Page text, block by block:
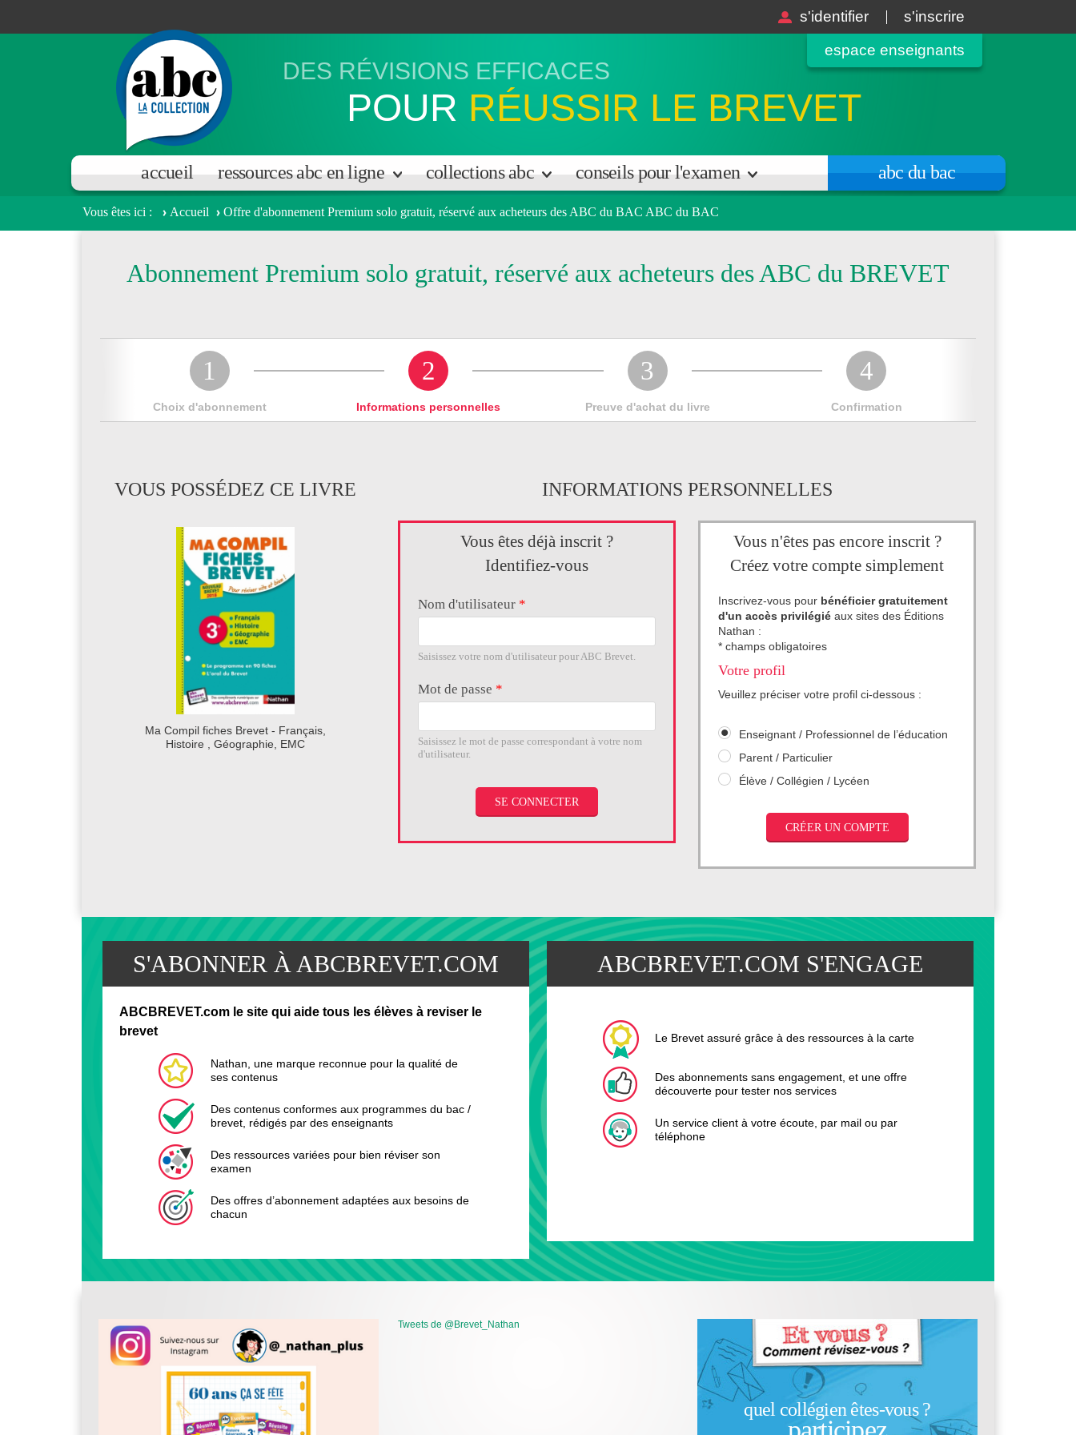
s'identifier
s'inscrire
espace enseignants
DES RÉVISIONS EFFICACES
POUR RÉUSSIR LE BREVET
accueil ressources abc en ligne collections abc conseils pour l'examen abc du bac
Vous êtes ici Accueil Offre d'abonnement Premium solo gratuit, réservé aux acheteurs des ABC du BAC ABC du BAC
Abonnement Premium solo gratuit, réservé aux acheteurs des ABC du BREVET
1
Choix d'abonnement
2
Informations personnelles
3
Preuve d'achat du livre
4
Confirmation
VOUS POSSÉDEZ CE LIVRE
Ma Compil fiches Brevet - Français,
Histoire , Géographie, EMC
INFORMATIONS PERSONNELLES
Vous êtes déjà inscrit ?
Identifiez-vous
Nom d'utilisateur *
Saisissez votre nom d'utilisateur pour ABC Brevet.
Mot de passe *
Saisissez le mot de passe correspondant à votre nom
d'utilisateur.
Vous n'êtes pas encore inscrit ?
Créez votre compte simplement
Inscrivez-vous pour bénéficier gratuitement
d'un accès privilégié aux sites des Éditions
Nathan :
* champs obligatoires
Votre profil
Veuillez préciser votre profil ci-dessous :
Enseignant / Professionnel de l’éducation
Parent / Particulier
Élève / Collégien / Lycéen
S'ABONNER À ABCBREVET.COM
ABCBREVET.com le site qui aide tous les élèves à reviser le
brevet
Nathan, une marque reconnue pour la qualité de
ses contenus
Des contenus conformes aux programmes du bac /
brevet, rédigés par des enseignants
Des ressources variées pour bien réviser son
examen
Des offres d’abonnement adaptées aux besoins de
chacun
ABCBREVET.COM S'ENGAGE
Le Brevet assuré grâce à des ressources à la carte
Des abonnements sans engagement, et une offre
découverte pour tester nos services
Un service client à votre écoute, par mail ou par
téléphone
Tweets de @Brevet_Nathan
quel collégien êtes-vous ?